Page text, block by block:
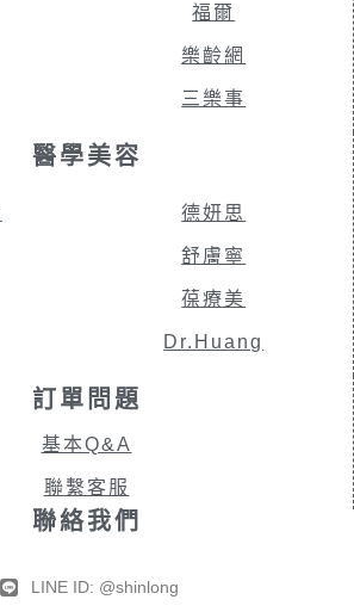
福爾
樂齡網
三樂事
醫學美容
德妍思
舒膚寧
葆療美
Dr.Huang
訂單問題
基本Q&A
聯繫客服
聯絡我們
LINE ID: @shinlong